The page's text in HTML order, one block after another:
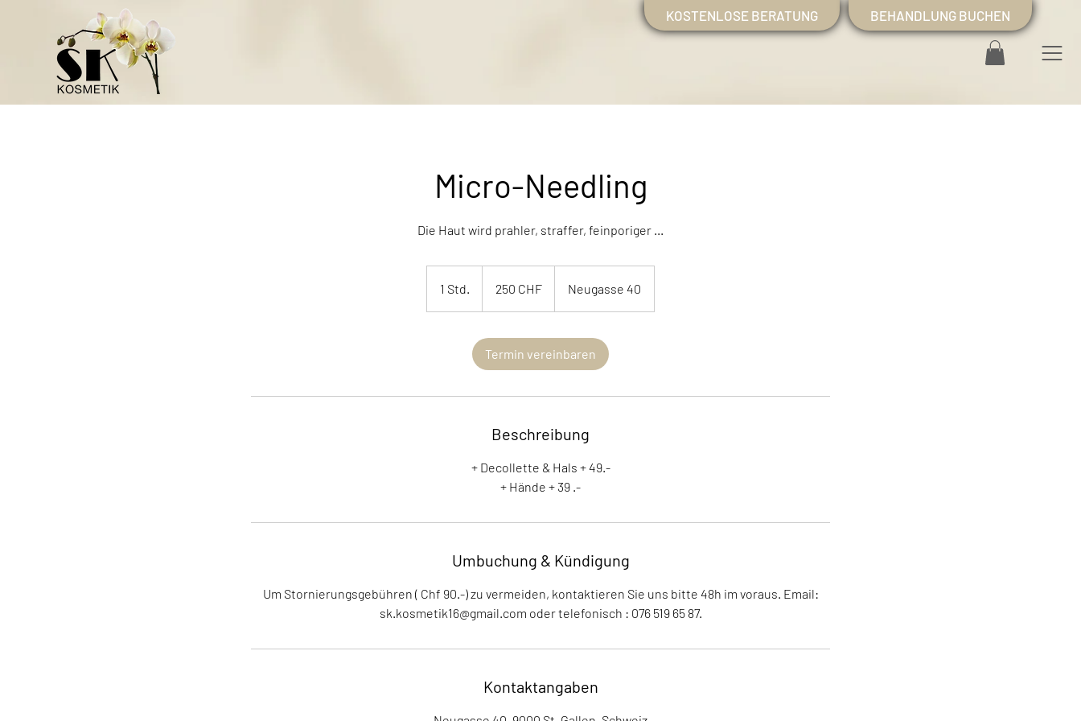
KOSTENLOSE BERATUNG BEHANDLUNG BUCHEN
Micro-Needling
Die Haut wird prahler, straffer, feinporiger ...
1 Std.
S
d
Franken
250 CHF Neugasse 40
Termin vereinbaren
Beschreibung
+ Decollette & Hals + 49.-
+ Hände + 39 .-
Umbuchung & Kündigung
Um Stornierungsgebühren ( Chf 90.-) zu vermeiden, kontaktieren Sie uns bitte 48h im voraus. Email:
Kontaktangaben